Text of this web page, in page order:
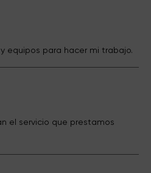
equipos para hacer mi trabajo.
el servicio que prestamos